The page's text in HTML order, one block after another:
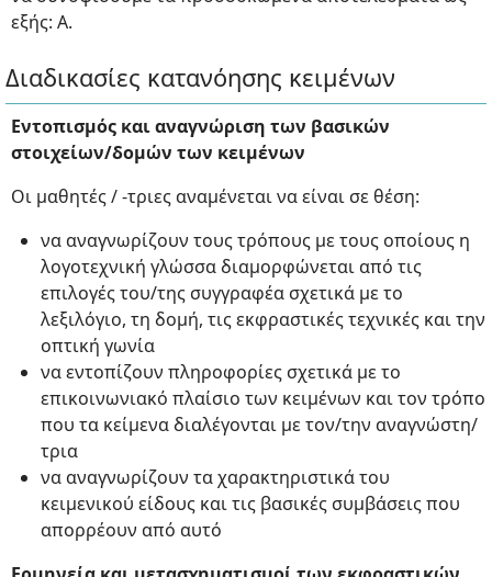
εξής: Α.
Διαδικασίες κατανόησης κειμένων
Εντοπισμός και αναγνώριση των βασικών
στοιχείων/δομών των κειμένων
Οι μαθητές / -τριες αναμένεται να είναι σε θέση:
να αναγνωρίζουν τους τρόπους με τους οποίους η
λογοτεχνική γλώσσα διαμορφώνεται από τις
επιλογές του/της συγγραφέα σχετικά με το
λεξιλόγιο, τη δομή, τις εκφραστικές τεχνικές και την
οπτική γωνία
να εντοπίζουν πληροφορίες σχετικά με το
επικοινωνιακό πλαίσιο των κειμένων και τον τρόπο
που τα κείμενα διαλέγονται με τον/την αναγνώστη/
τρια
να αναγνωρίζουν τα χαρακτηριστικά του
κειμενικού είδους και τις βασικές συμβάσεις που
απορρέουν από αυτό